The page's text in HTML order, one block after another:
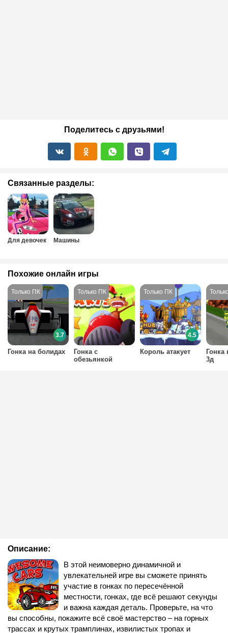
Поделитесь с друзьями!
Связанные разделы:
Для девочек Машины
Описание:
В этой неимоверно динамичной и
увлекательней игре вы сможете принять
участие в гонках по пересечённой
местности, гонках, где всё решают секунды
и важна каждая деталь. Проверьте, на что
вы способны, покажите всё своё мастерство – на горных
трассах и крутых трамплинах, извилистых тропах и
Похожие онлайн игры
Гонка на болидах
3.7
Гонка с
обезьянкой
Король атакует
4.5
Гонка
3д